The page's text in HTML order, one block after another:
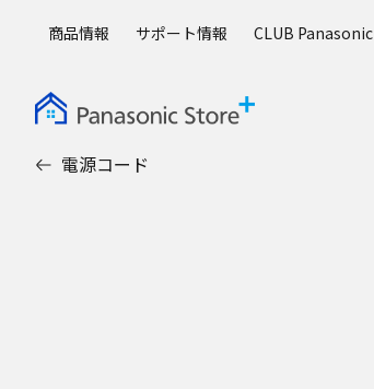
商品情報 サポート情報 CLUB Panasonic
電源コード